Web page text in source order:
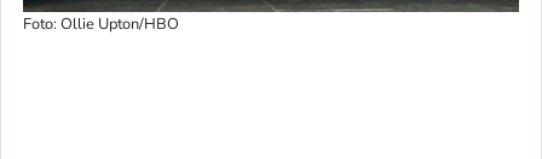
Foto: Ollie Upton/HBO